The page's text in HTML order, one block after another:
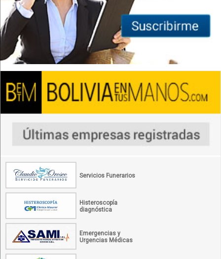
Servicios Funerarios
Histeroscopía
diagnóstica
Emergencias y
Urgencias Médicas